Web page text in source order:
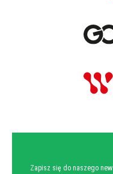
Zapisz się do naszego